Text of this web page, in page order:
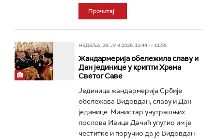
Прочитај
НЕДЕЉА, 28. ЈУН 2026, 11:44 -> 11:56
Жандармерија обележила славу и
Дан јединице у крипти Храма
Светог Саве
Јединица жандармерија Србије
обележава Видовдан, славу и Дан
јединице. Министар унутрашњих
послова Ивица Дачић упутио им је
честитке и поручио да је Видовдан